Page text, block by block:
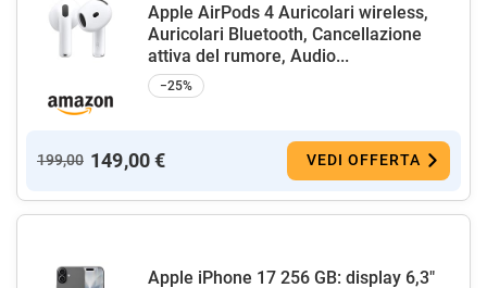
Apple AirPods 4 Auricolari wireless,
Auricolari Bluetooth, Cancellazione
attiva del rumore, Audio...
−25%
199,00 149,00 € VEDI OFFERTA
Apple iPhone 17 256 GB: display 6,3"